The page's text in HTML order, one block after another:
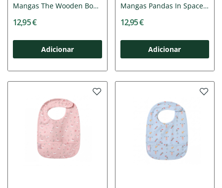
Mangas The Wooden Boy
12,95 €
Adicionar
Mangas Pandas In Space
12,95 €
Adicionar